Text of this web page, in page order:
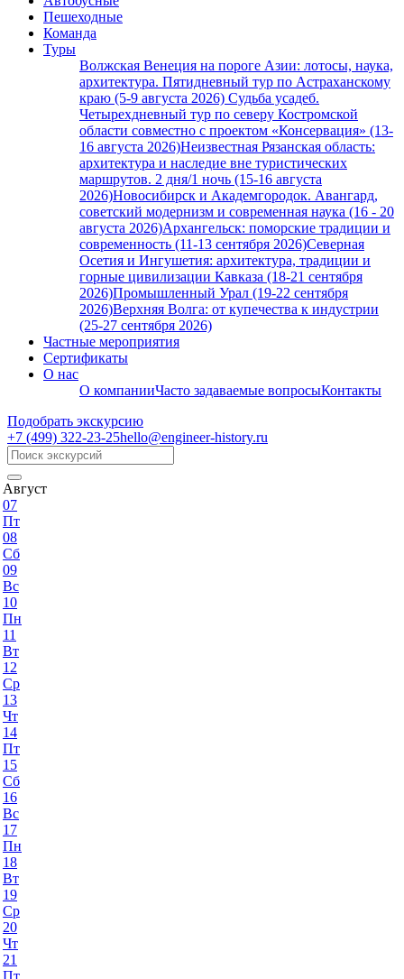
Пешеходные
Команда
Туры
Волжская Венеция на пороге Азии: лотосы, наука,
архитектура. Пятидневный тур по Астраханскому
краю (5-9 августа 2026) Судьба усадеб.
Четырехдневный тур по северу Костромской
области совместно с проектом «Консервация» (13-
16 августа 2026)Неизвестная Рязанская область:
архитектура и наследие вне туристических
маршрутов. 2 дня/1 ночь (15-16 августа
2026)Новосибирск и Академгородок. Авангард,
советский модернизм и современная наука (16 - 20
августа 2026)Архангельск: поморские традиции и
современность (11-13 сентября 2026)Северная
Осетия и Ингушетия: архитектура, традиции и
горные цивилизации Кавказа (18-21 сентября
2026)Промышленный Урал (19-22 сентября
2026)Верхняя Волга: от купечества к индустрии
(25-27 сентября 2026)
Частные мероприятия
Сертификаты
О нас
О компанииЧасто задаваемые вопросыКонтакты
Подобрать экскурсию
+7 (499) 322-23-25hello@engineer-history.ru
Август
07
Пт
08
Сб
09
Вс
10
Пн
11
Вт
12
Ср
13
Чт
14
Пт
15
Сб
16
Вс
17
Пн
18
Вт
19
Ср
20
Чт
21
Пт